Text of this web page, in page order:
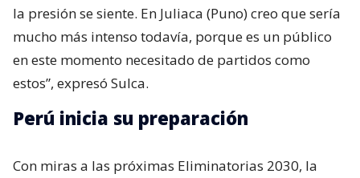
la presión se siente. En Juliaca (Puno) creo que sería
mucho más intenso todavía, porque es un público
en este momento necesitado de partidos como
estos”, expresó Sulca.
Perú inicia su preparación
Con miras a las próximas Eliminatorias 2030, la